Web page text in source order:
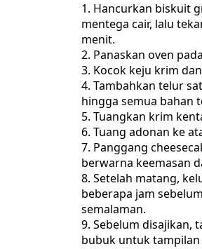
Hancurkan biskuit
mentega cair, lalu
menit.
Panaskan oven
Kocok keju krim
Tambahkan telur
hingga semua bahan
Tuangkan krim
Tuang adonan ke
Panggang
berwarna keemasan
Setelah matang,
beberapa jam
semalaman.
Sebelum disajikan,
bubuk untuk